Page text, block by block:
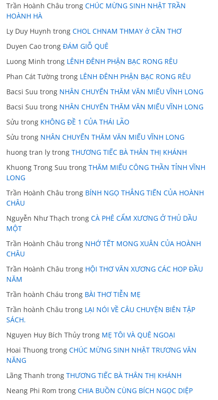
Trần Hoành Châu trongCHÚC MỪNG SINH NHẬT TRẦN
HOÀNH HÀ
Ly Duy Huynh trongCHOL CHNAM THMAY ở CẦN THƠ
Duyen Cao trongĐÁM GIỖ QUÊ
Luong Minh trong LÊNH ĐÊNH PHẬN BẠC RONG RÊU
Phan Cát Tường trong LÊNH ĐÊNH PHẬN BẠC RONG RÊU
Bacsi Suu trong NHÂN CHUYẾN THĂM VĂN MIẾU VĨNH LONG
Bacsi Suu trong NHÂN CHUYẾN THĂM VĂN MIẾU VĨNH LONG
Sửu trong KHÔNG ĐỀ 1 CỦA THÁI LÃO
Sửu trong NHÂN CHUYẾN THĂM VĂN MIẾU VĨNH LONG
huong tran ly trongTHƯƠNG TIẾC BÀ THÂN THỊ KHÁNH
Khuong Trong Suu trongTHĂM MIẾU CÔNG THẦN TỈNH VĨNH
LONG
Trần Hoành Châu trong BÍNH NGỌ THẲNG TIẾN CỦA HOÀNH
CHÂU
Nguyễn Như Thạch trongCÀ PHÊ CẨM XƯƠNG Ở THỦ DẦU
MỘT
Trần Hoành Châu trong NHỚ TẾT MONG XUÂN CỦA HOÀNH
CHÂU
Trần Hoành Châu trong HỘI THƠ VĂN XƯƠNG CÁC HOP ĐẦU
NĂM
Trần hoành Cháu trong BÀI THƠ TIỄN MẸ
Trần hoành Châu trong LẠI NÓI VỀ CÂU CHUYỆN BIÊN TẬP
SÁCH.
Nguyen Huy Bích Thủy trong MẸ TÔI VÀ QUÊ NGOẠI
Hoai Thuong trongCHÚC MỪNG SINH NHẬT TRƯƠNG VĂN
NĂNG
Lãng Thanh trongTHƯƠNG TIẾC BÀ THÂN THỊ KHÁNH
Neang Phi Rom trongCHIA BUỒN CÙNG BÍCH NGỌC DIỆP